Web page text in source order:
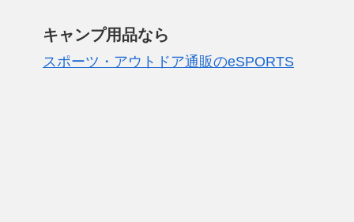
キャンプ用品なら
スポーツ・アウトドア通販のeSPORTS